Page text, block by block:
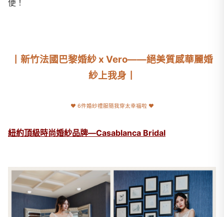
便！
丨新竹法國巴黎婚紗 x Vero——絕美質感華麗婚
紗上我身丨
♥ 6件婚紗禮服隨我穿太幸福啦 ♥
紐約頂級時尚婚紗品牌—Casablanca Bridal